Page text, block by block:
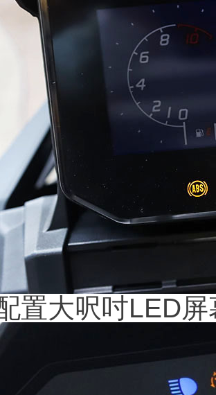
置大呎吋LED